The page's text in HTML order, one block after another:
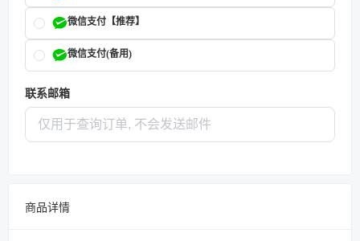
微信支付【推荐】
微信支付(备用)
联系邮箱
商品详情